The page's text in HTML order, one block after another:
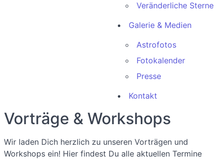
Veränderliche Sterne
Galerie & Medien
Astrofotos
Fotokalender
Presse
Kontakt
Vorträge & Workshops
Wir laden Dich herzlich zu unseren Vorträgen und
Workshops ein! Hier findest Du alle aktuellen Termine